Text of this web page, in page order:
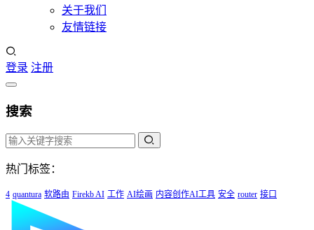
关于我们
友情链接
登录 注册
搜索
热门标签：
4 quantura 软路由 Firekb AI 工作 AI绘画 内容创作AI工具 安全 router 接口